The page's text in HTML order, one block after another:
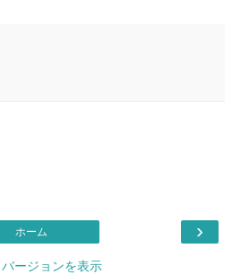
›
ホーム
ージョンを表示